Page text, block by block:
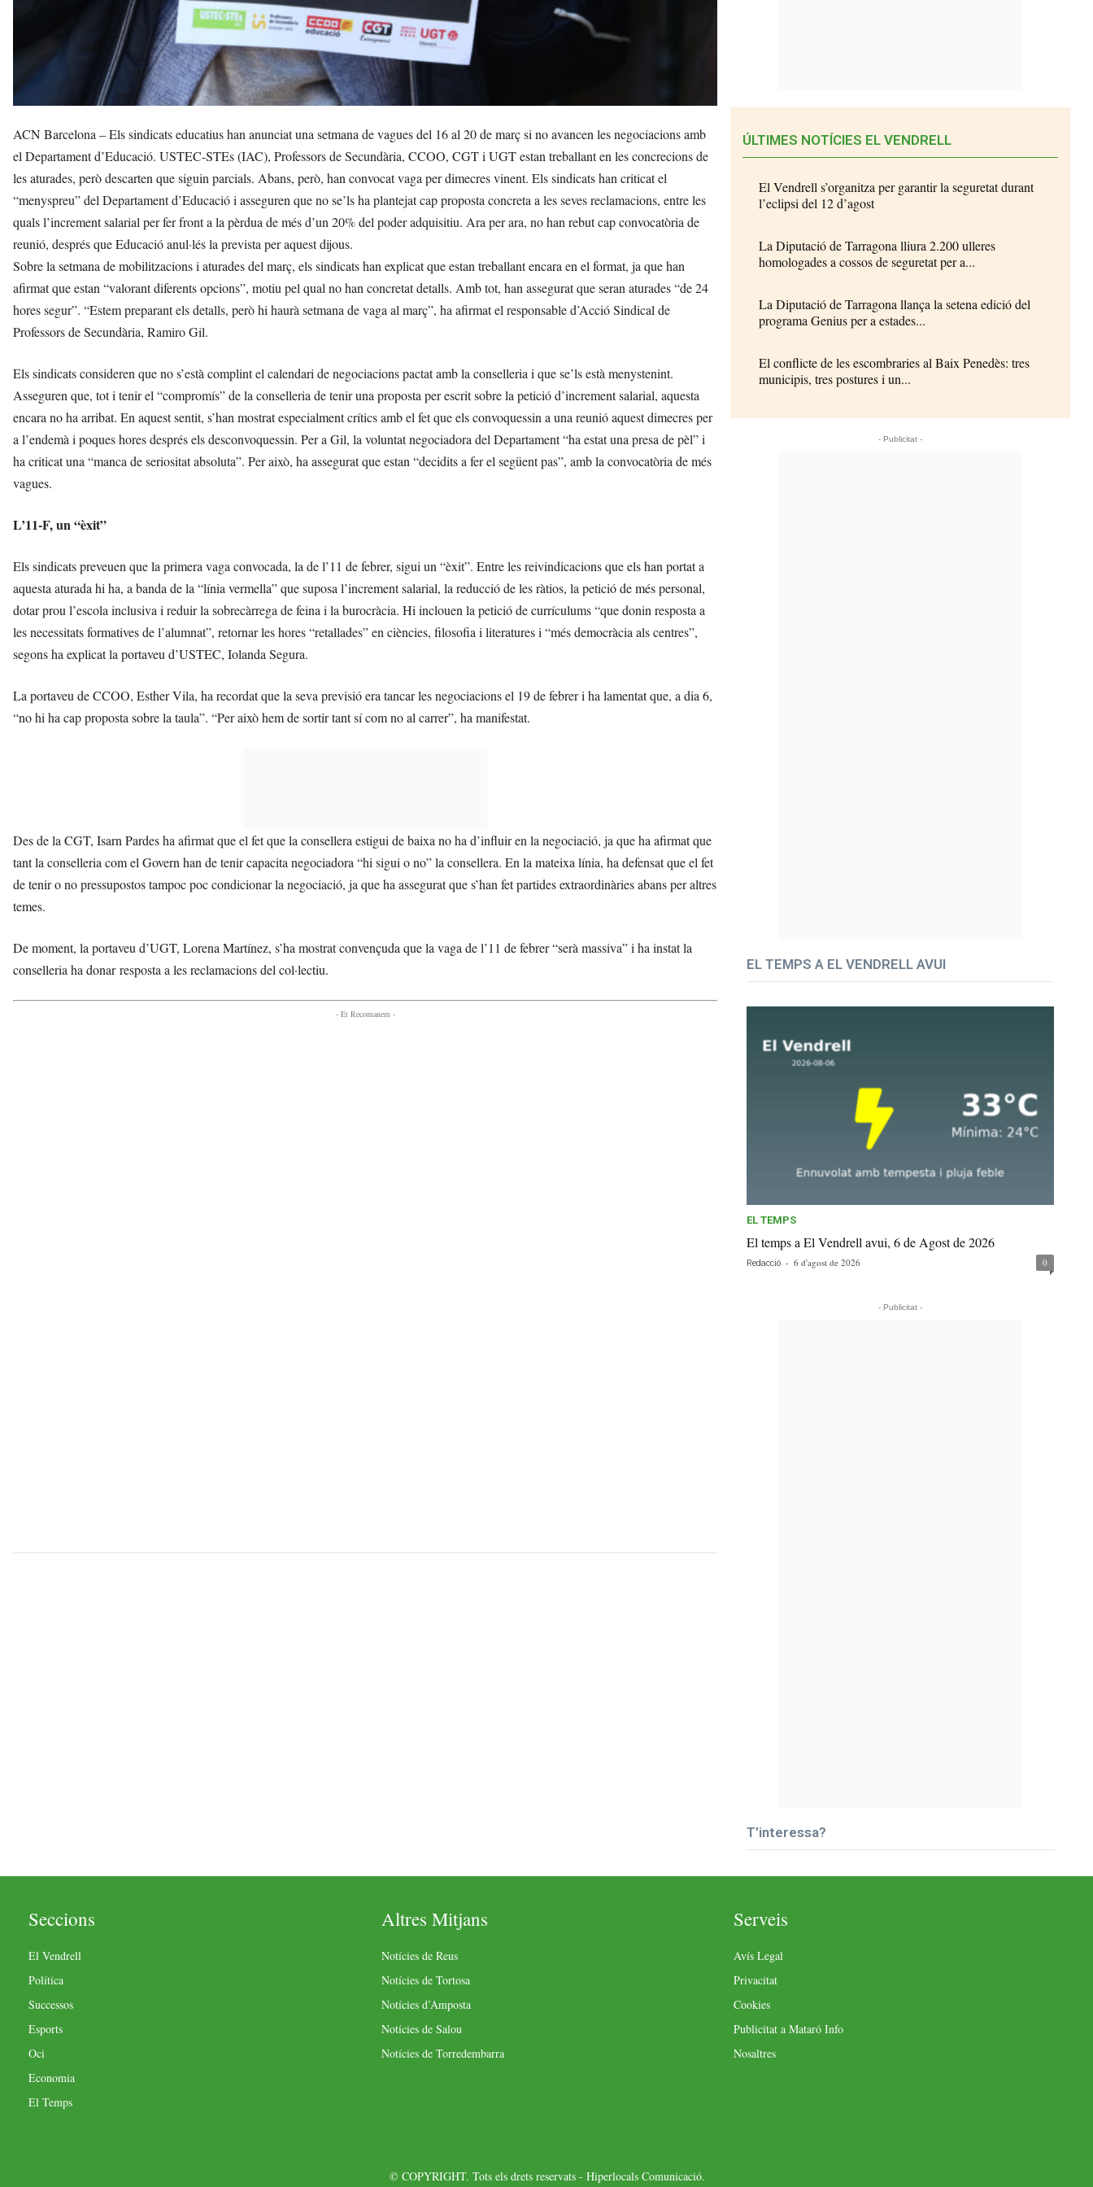
ACN Barcelona – Els sindicats educatius han anunciat una setmana de vagues del 16 al 20 de març si no avancen les negociacions amb
el Departament d’Educació. USTEC-STEs (IAC), Professors de Secundària, CCOO, CGT i UGT estan treballant en les concrecions de
les aturades, però descarten que siguin parcials. Abans, però, han convocat vaga per dimecres vinent. Els sindicats han criticat el
“menyspreu” del Departament d’Educació i asseguren que no se’ls ha plantejat cap proposta concreta a les seves reclamacions, entre les
quals l’increment salarial per fer front a la pèrdua de més d’un 20% del poder adquisitiu. Ara per ara, no han rebut cap convocatòria de
reunió, després que Educació anul·lés la prevista per aquest dijous.
Sobre la setmana de mobilitzacions i aturades del març, els sindicats han explicat que estan treballant encara en el format, ja que han
afirmat que estan “valorant diferents opcions”, motiu pel qual no han concretat detalls. Amb tot, han assegurat que seran aturades “de 24
hores segur”. “Estem preparant els detalls, però hi haurà setmana de vaga al març”, ha afirmat el responsable d’Acció Sindical de
Professors de Secundària, Ramiro Gil.
Els sindicats consideren que no s’està complint el calendari de negociacions pactat amb la conselleria i que se’ls està menystenint.
Asseguren que, tot i tenir el “compromís” de la conselleria de tenir una proposta per escrit sobre la petició d’increment salarial, aquesta
encara no ha arribat. En aquest sentit, s’han mostrat especialment crítics amb el fet que els convoquessin a una reunió aquest dimecres per
a l’endemà i poques hores després els desconvoquessin. Per a Gil, la voluntat negociadora del Departament “ha estat una presa de pèl” i
ha criticat una “manca de seriositat absoluta”. Per això, ha assegurat que estan “decidits a fer el següent pas”, amb la convocatòria de més
vagues.
L’11-F, un “èxit”
Els sindicats preveuen que la primera vaga convocada, la de l’11 de febrer, sigui un “èxit”. Entre les reivindicacions que els han portat a
aquesta aturada hi ha, a banda de la “línia vermella” que suposa l’increment salarial, la reducció de les ràtios, la petició de més personal,
dotar prou l’escola inclusiva i reduir la sobrecàrrega de feina i la burocràcia. Hi inclouen la petició de currículums “que donin resposta a
les necessitats formatives de l’alumnat”, retornar les hores “retallades” en ciències, filosofia i literatures i “més democràcia als centres”,
segons ha explicat la portaveu d’USTEC, Iolanda Segura.
La portaveu de CCOO, Esther Vila, ha recordat que la seva previsió era tancar les negociacions el 19 de febrer i ha lamentat que, a dia 6,
“no hi ha cap proposta sobre la taula”. “Per això hem de sortir tant sí com no al carrer”, ha manifestat.
Des de la CGT, Isarn Pardes ha afirmat que el fet que la consellera estigui de baixa no ha d’influir en la negociació, ja que ha afirmat que
tant la conselleria com el Govern han de tenir capacita negociadora “hi sigui o no” la consellera. En la mateixa línia, ha defensat que el fet
de tenir o no pressupostos tampoc poc condicionar la negociació, ja que ha assegurat que s’han fet partides extraordinàries abans per altres
temes.
De moment, la portaveu d’UGT, Lorena Martínez, s’ha mostrat convençuda que la vaga de l’11 de febrer “serà massiva” i ha instat la
conselleria ha donar resposta a les reclamacions del col·lectiu.
- Et Recomanem -
ÚLTIMES NOTÍCIES EL VENDRELL
El Vendrell s’organitza per garantir la seguretat durant
l’eclipsi del 12 d’agost
La Diputació de Tarragona lliura 2.200 ulleres
homologades a cossos de seguretat per a...
La Diputació de Tarragona llança la setena edició del
programa Genius per a estades...
El conflicte de les escombraries al Baix Penedès: tres
municipis, tres postures i un...
- Publicitat -
EL TEMPS A EL VENDRELL AVUI
EL TEMPS
El temps a El Vendrell avui, 6 de Agost de 2026
Redacció - 6 d'agost de 2026 0
- Publicitat -
T’interessa?
Seccions
El Vendrell
Política
Successos
Esports
Oci
Economia
El Temps
Altres Mitjans
Notícies de Reus
Notícies de Tortosa
Notícies d’Amposta
Notícies de Salou
Notícies de Torredembarra
Serveis
Avís Legal
Privacitat
Cookies
Publicitat a Mataró Info
Nosaltres
© COPYRIGHT. Tots els drets reservats - Hiperlocals Comunicació.